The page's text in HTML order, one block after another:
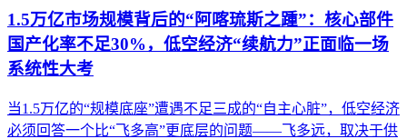
1.5万亿市场规模背后的“阿喀琉斯之踵”：核心部件
国产化率不足30%，低空经济“续航力”正面临一场
系统性大考
当1.5万亿的“规模底座”遭遇不足三成的“自主心脏”，低空经济
必须回答一个比“飞多高”更底层的问题——飞多远，取决于供